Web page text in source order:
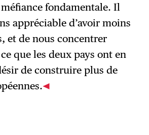
fondamentale. Il
appréciable d’avoir moins
et de nous concentrer
que les deux pays ont en
de construire plus de